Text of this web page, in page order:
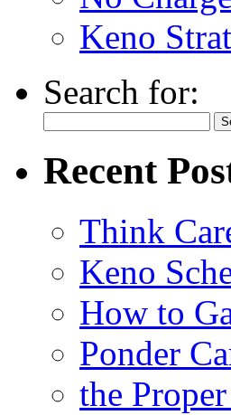
Keno
Search for:
Recent
Think
Keno
How to
Ponder
the